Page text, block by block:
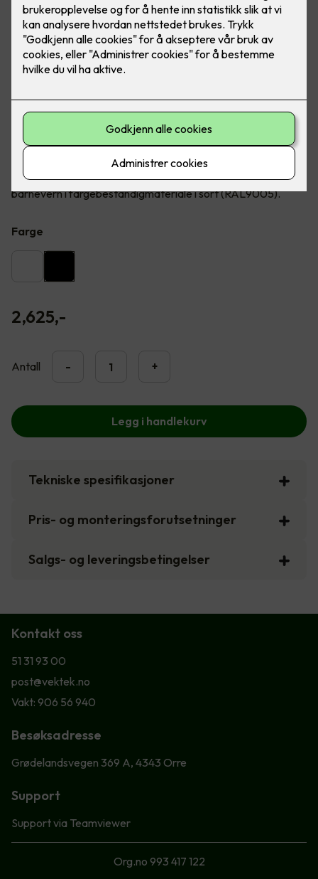
Dobbel stikkontakt m/ USB-C
lader
Ferdig montert - ELKO One Dobbelstikk 2x USB
En ferdig montert, dobbel jordet stikkontakt, med 2x USB C
av fargebestandig materiale. Sammen med stikkontaktene
vil du kunne lade elektroniske apparater opp til 25W i begge
C-uttakene. Stikkontakten er innfelt med hel dekkplate og
barnevern i fargebestandigmateriale i sort (RAL9005).
Farge
2,625,-
Antall - +
Legg i handlekurv
Tekniske spesifikasjoner
Pris- og monteringsforutsetninger
Salgs- og leveringsbetingelser
Kontakt oss
51 31 93 00
post@vektek.no
Vakt: 906 56 940
Besøksadresse
Grødelandsvegen 369 A, 4343 Orre
Support
Support via Teamviewer
Org.no 993 417 122